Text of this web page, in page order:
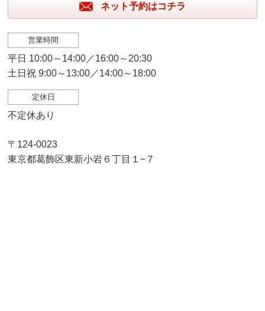
ネット予約はコチラ
営業時間
平日 10:00～14:00／16:00～20:30
土日祝 9:00～13:00／14:00～18:00
定休日
不定休あり
〒124-0023
東京都葛飾区東新小岩６丁目１−７